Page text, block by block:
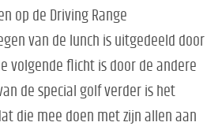
op de Driving Range
van de lunch is uitgedeeld door
volgende flicht is door de andere
de special golf verder is het
die mee doen met zijn allen aan